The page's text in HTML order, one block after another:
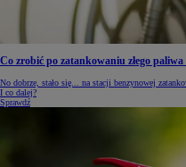
Co zrobić po zatankowaniu złego
No dobrze, stało się... na stacji benzynowej
I co dalej?
Sprawdź